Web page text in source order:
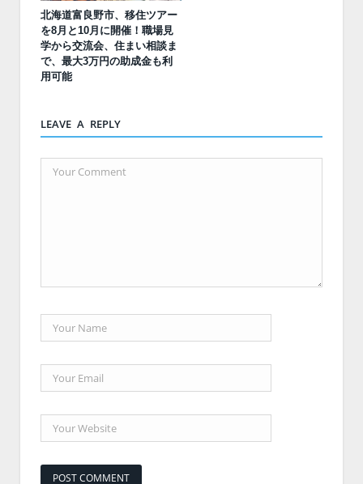
北海道富良野市、移住ツアー
を8月と10月に開催！職場見
学から交流会、住まい相談ま
で、最大3万円の助成金も利
用可能
LEAVE A REPLY